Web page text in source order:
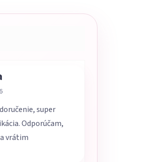
obchodu je 5 z 5 hviezdičiek.
super
Odporúčam,
vrátim